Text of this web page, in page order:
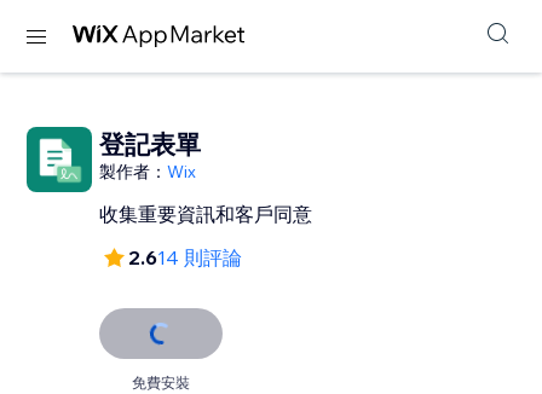
登記表單
製作者：Wix
收集重要資訊和客戶同意
2.614 則評論
免費安裝